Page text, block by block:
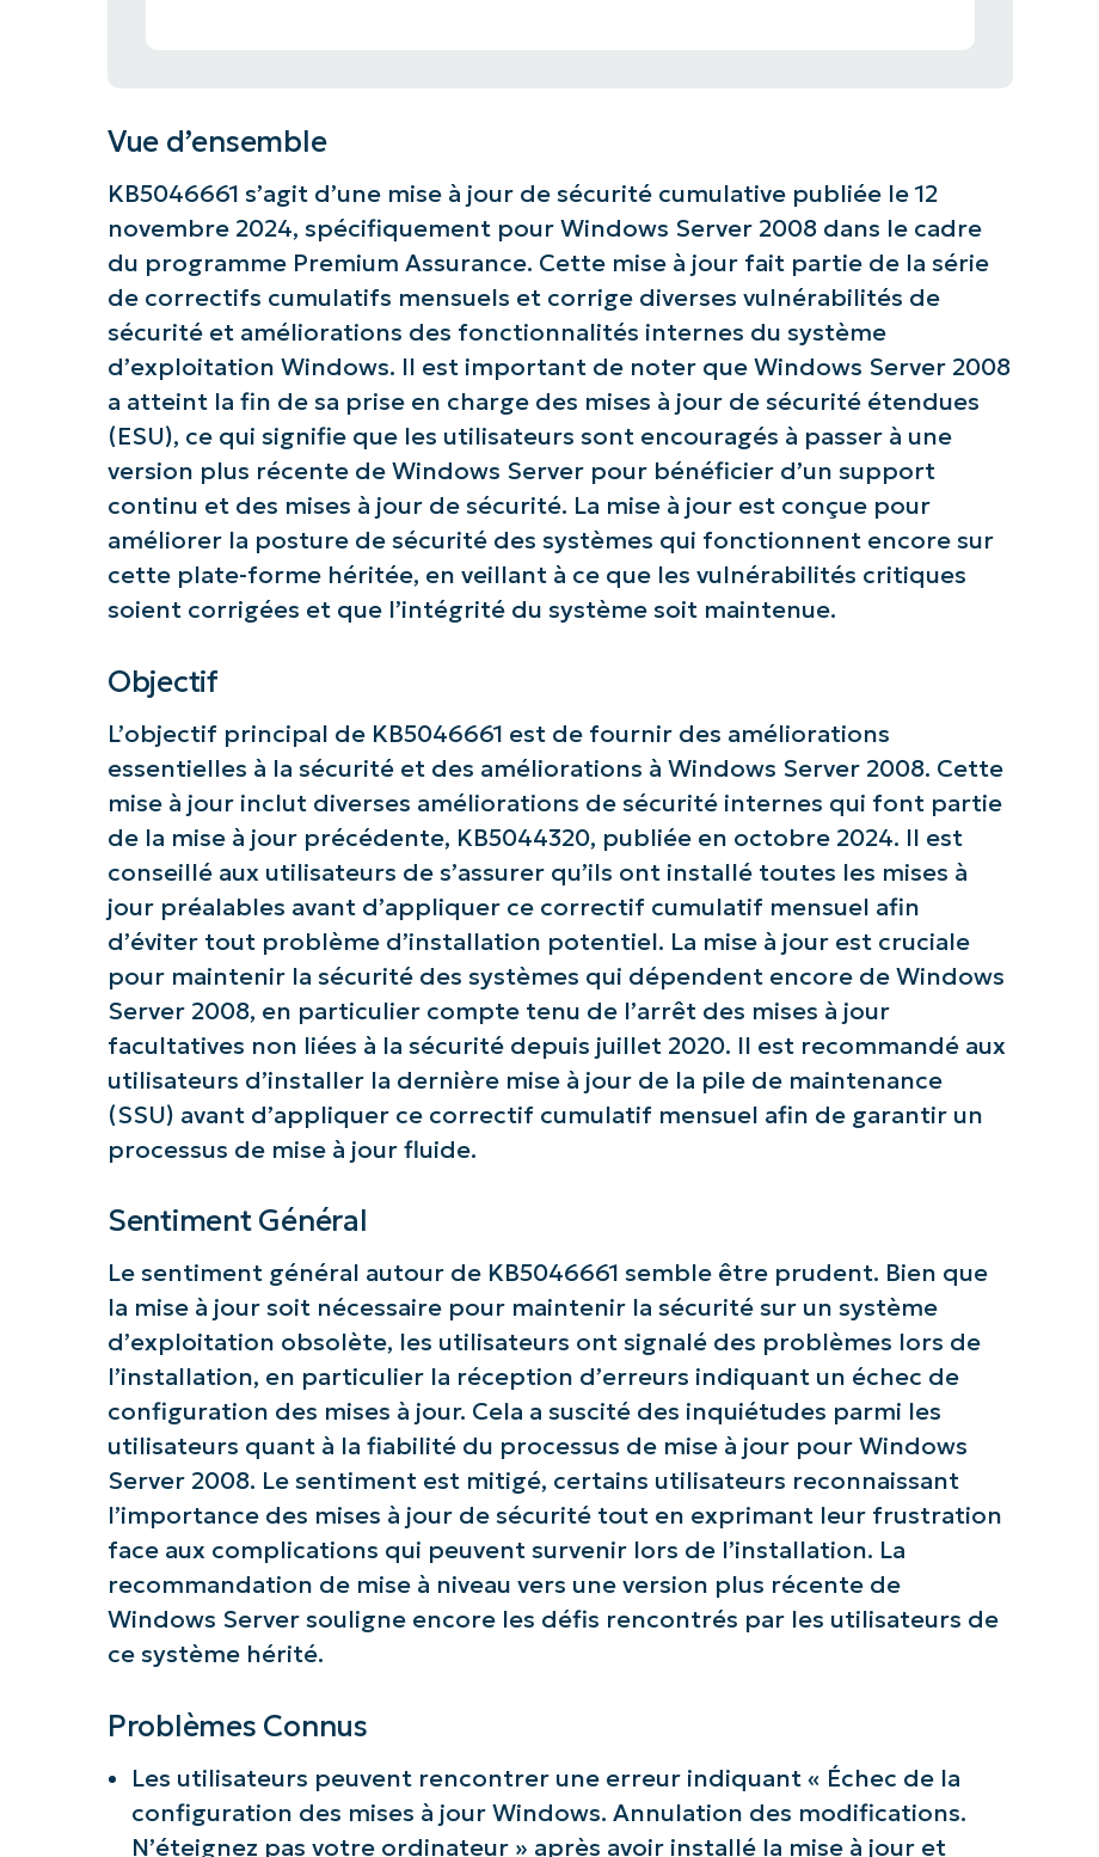
Vue d’ensemble
KB5046661 s’agit d’une mise à jour de sécurité cumulative publiée le 12
novembre 2024, spécifiquement pour Windows Server 2008 dans le cadre
du programme Premium Assurance. Cette mise à jour fait partie de la série
de correctifs cumulatifs mensuels et corrige diverses vulnérabilités de
sécurité et améliorations des fonctionnalités internes du système
d’exploitation Windows. Il est important de noter que Windows Server 2008
a atteint la fin de sa prise en charge des mises à jour de sécurité étendues
(ESU), ce qui signifie que les utilisateurs sont encouragés à passer à une
version plus récente de Windows Server pour bénéficier d’un support
continu et des mises à jour de sécurité. La mise à jour est conçue pour
améliorer la posture de sécurité des systèmes qui fonctionnent encore sur
cette plate-forme héritée, en veillant à ce que les vulnérabilités critiques
soient corrigées et que l’intégrité du système soit maintenue.
Objectif
L’objectif principal de KB5046661 est de fournir des améliorations
essentielles à la sécurité et des améliorations à Windows Server 2008. Cette
mise à jour inclut diverses améliorations de sécurité internes qui font partie
de la mise à jour précédente, KB5044320, publiée en octobre 2024. Il est
conseillé aux utilisateurs de s’assurer qu’ils ont installé toutes les mises à
jour préalables avant d’appliquer ce correctif cumulatif mensuel afin
d’éviter tout problème d’installation potentiel. La mise à jour est cruciale
pour maintenir la sécurité des systèmes qui dépendent encore de Windows
Server 2008, en particulier compte tenu de l’arrêt des mises à jour
facultatives non liées à la sécurité depuis juillet 2020. Il est recommandé aux
utilisateurs d’installer la dernière mise à jour de la pile de maintenance
(SSU) avant d’appliquer ce correctif cumulatif mensuel afin de garantir un
processus de mise à jour fluide.
Sentiment Général
Le sentiment général autour de KB5046661 semble être prudent. Bien que
la mise à jour soit nécessaire pour maintenir la sécurité sur un système
d’exploitation obsolète, les utilisateurs ont signalé des problèmes lors de
l’installation, en particulier la réception d’erreurs indiquant un échec de
configuration des mises à jour. Cela a suscité des inquiétudes parmi les
utilisateurs quant à la fiabilité du processus de mise à jour pour Windows
Server 2008. Le sentiment est mitigé, certains utilisateurs reconnaissant
l’importance des mises à jour de sécurité tout en exprimant leur frustration
face aux complications qui peuvent survenir lors de l’installation. La
recommandation de mise à niveau vers une version plus récente de
Windows Server souligne encore les défis rencontrés par les utilisateurs de
ce système hérité.
Problèmes Connus
Les utilisateurs peuvent rencontrer une erreur indiquant « Échec de la
configuration des mises à jour Windows. Annulation des modifications.
N’éteignez pas votre ordinateur » après avoir installé la mise à jour et
Commencez avec les analyses de KB pilotées par
NinjaOne !
First
and
last
Pays
Company
name*